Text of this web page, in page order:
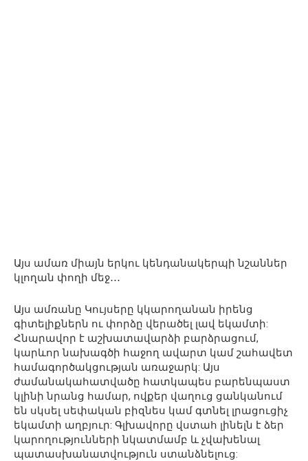
Այս ամառ միայն երկու կենդանակերպի նշաններ
կլողան փողի մեջ․․․
Այս ամռանը Կույսերը կկարողանան իրենց
գիտելիքներն ու փորձը վերածել լավ եկամտի:
Հնարավոր է աշխատավարձի բարձրացում,
կարևոր նախագծի հաջող ավարտ կամ շահավետ
համագործակցության առաջարկ: Այս
ժամանակահատվածը հատկապես բարենպաստ
կլինի նրանց համար, ովքեր վաղուց ցանկանում
են սկսել սեփական բիզնես կամ գտնել լրացուցիչ
եկամտի աղբյուր: Գլխավորը վստահ լինելն է ձեր
կարողությունների նկատմամբ և չվախենալ
պատասխանատվություն ստանձնելուց: